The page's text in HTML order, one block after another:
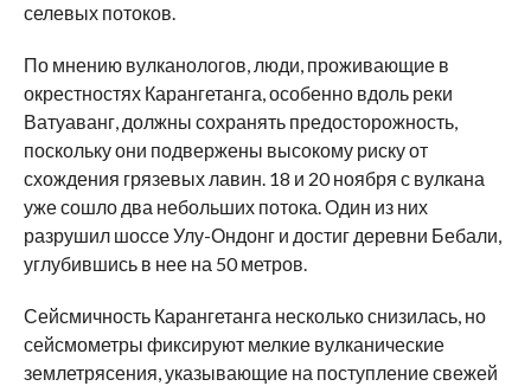
селевых потоков.
По мнению вулканологов, люди, проживающие в
окрестностях Карангетанга, особенно вдоль реки
Ватуаванг, должны сохранять предосторожность,
поскольку они подвержены высокому риску от
схождения грязевых лавин. 18 и 20 ноября с вулкана
уже сошло два небольших потока. Один из них
разрушил шоссе Улу-Ондонг и достиг деревни Бебали,
углубившись в нее на 50 метров.
Сейсмичность Карангетанга несколько снизилась, но
сейсмометры фиксируют мелкие вулканические
землетрясения, указывающие на поступление свежей